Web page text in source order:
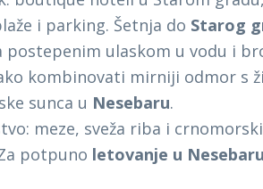
i parking. Šetnja do Starog
postepenim ulaskom u vodu i
kombinovati mirniji odmor s
sunca u Nesebaru.
meze, sveža riba i
potpuno letovanje u Nesebaru